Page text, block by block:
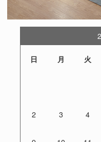
日 月 火
2 3 4